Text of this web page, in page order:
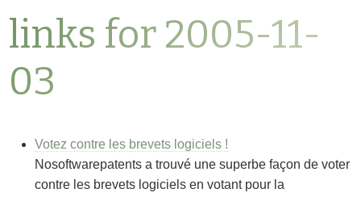
links for 2005-11-
03
Votez contre les brevets logiciels !
Nosoftwarepatents a trouvé une superbe façon de voter
contre les brevets logiciels en votant pour la